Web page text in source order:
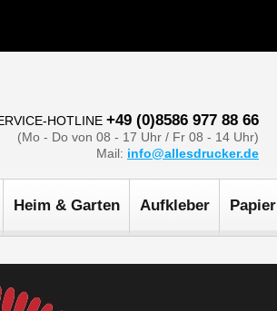
HOTLINE +49 (0)8586 977 88 66
(Mo - Do von 08 - 17 Uhr / Fr 08 - 14 Uhr)
Mail: info@allesdrucker.de
Heim & Garten Aufkleber Papier